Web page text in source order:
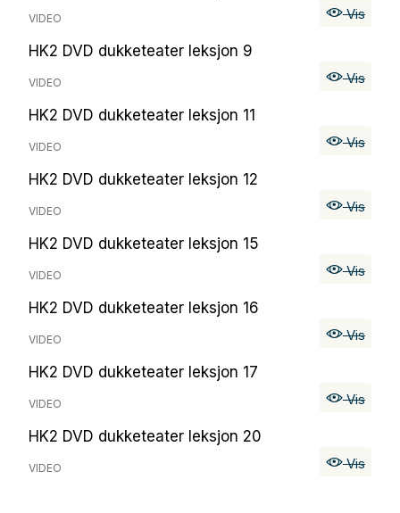
VIDEO Vis
HK2 DVD dukketeater leksjon 9
VIDEO Vis
HK2 DVD dukketeater leksjon 11
VIDEO Vis
HK2 DVD dukketeater leksjon 12
VIDEO Vis
HK2 DVD dukketeater leksjon 15
VIDEO Vis
HK2 DVD dukketeater leksjon 16
VIDEO Vis
HK2 DVD dukketeater leksjon 17
VIDEO Vis
HK2 DVD dukketeater leksjon 20
VIDEO Vis